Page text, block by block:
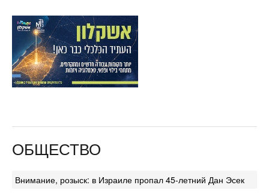
ОБЩЕСТВО
Внимание, розыск: в Израиле пропал 45-летний Дан Эсек